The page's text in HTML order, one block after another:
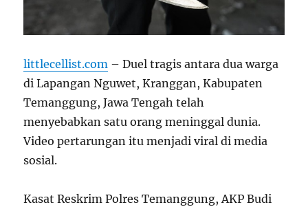
littlecellist.com – Duel tragis antara dua warga
di Lapangan Nguwet, Kranggan, Kabupaten
Temanggung, Jawa Tengah telah
menyebabkan satu orang meninggal dunia.
Video pertarungan itu menjadi viral di media
sosial.
Kasat Reskrim Polres Temanggung, AKP Budi